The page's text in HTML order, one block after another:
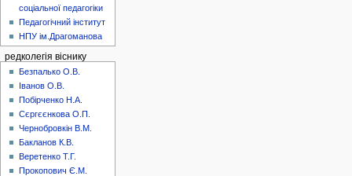
соціальної педагогіки
Педагогічний інститут
НПУ ім.Драгоманова
редколегія віснику
Безпалько О.В.
Іванов О.В.
Побірченко Н.А.
Сєргєєнкова О.П.
Чернобровкін В.М.
Бакланов К.В.
Веретенко Т.Г.
Прокопович Є.М.